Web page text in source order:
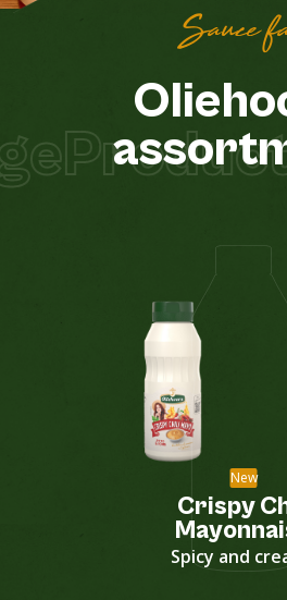
Sauce
Product
New
Crispy
Spicy and